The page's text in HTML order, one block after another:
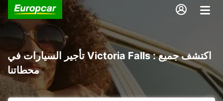
تأجير السيارات في Victoria Falls : اكتشف جميع
محطاتنا